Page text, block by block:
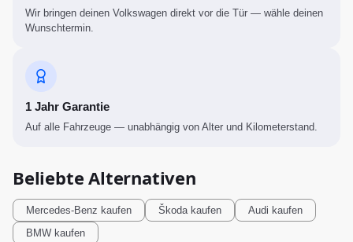
Wir bringen deinen Volkswagen direkt vor die Tür — wähle deinen
Wunschtermin.
1 Jahr Garantie
Auf alle Fahrzeuge — unabhängig von Alter und Kilometerstand.
Beliebte Alternativen
Mercedes-Benz kaufen Škodakaufen Audi kaufen
BMW kaufen